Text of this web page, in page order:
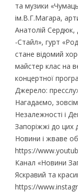
та музики
ім.В.Г.Магара,
Анатолій Сердюк,
-Стайл», гурт
стане відомий
майстер клас на
концертної
Джерело:
Нагадаємо,
Незалежності і
Запоріжжі до цих
Новини і жваве
https://
Канал «Новини
Яскравий та
https://